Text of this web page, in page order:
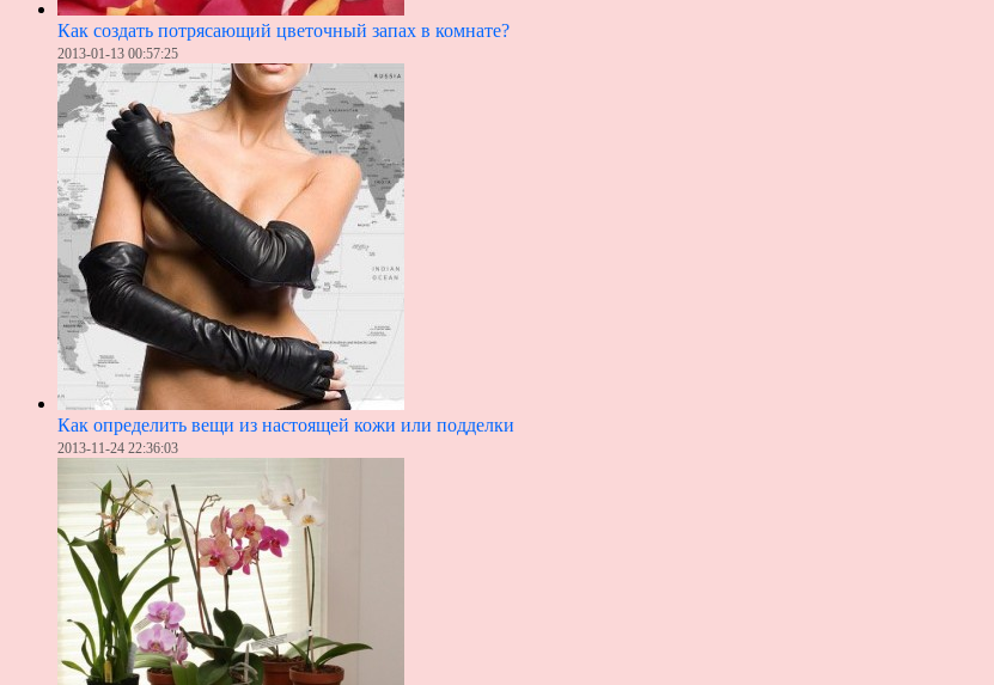
Как создать потрясающий цветочный запах в комнате?
2013-01-13 00:57:25
Как определить вещи из настоящей кожи или подделки
2013-11-24 22:36:03